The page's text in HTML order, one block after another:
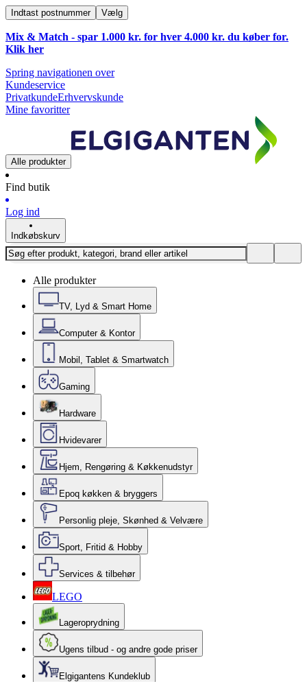
Indtast postnummer Vælg
Mix & Match - spar 1.000 kr. for hver 4.000 kr. du køber for.
Klik her
Spring navigationen over
Kundeservice
PrivatkundeErhvervskunde
Mine favoritter
Alle produkter
Find butik
Log ind
Indkøbskurv
Alle produkter
TV, Lyd & Smart Home
Computer & Kontor
Mobil, Tablet & Smartwatch
Gaming
Hardware
Hvidevarer
Hjem, Rengøring & Køkkenudstyr
Epoq køkken & bryggers
Personlig pleje, Skønhed & Velvære
Sport, Fritid & Hobby
Services & tilbehør
LEGO
Lageroprydning
Ugens tilbud - og andre gode priser
Elgigantens Kundeklub